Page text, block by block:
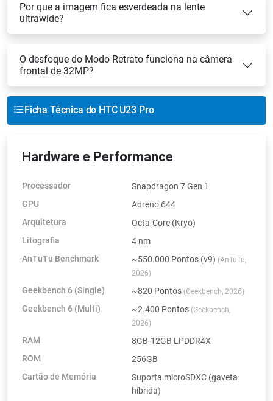
Por que a imagem fica esverdeada na lente
ultrawide?
O desfoque do Modo Retrato funciona na câmera
frontal de 32MP?
Ficha Técnica do HTC U23 Pro
Hardware e Performance
Processador
Snapdragon 7 Gen 1
GPU
Adreno 644
Arquitetura
Octa-Core (Kryo)
Litografia
4 nm
AnTuTu Benchmark
~550.000 Pontos (v9) (AnTuTu,
2026)
Geekbench 6 (Single) ~820 Pontos (Geekbench, 2026)
Geekbench 6 (Multi) ~2.400 Pontos (Geekbench,
2026)
RAM
8GB-12GB LPDDR4X
ROM
256GB
Cartão de Memória
Suporta microSDXC (gaveta
híbrida)